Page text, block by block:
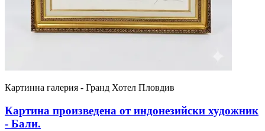
Картинна галерия - Гранд Хотел Пловдив
Картина произведена от индонезийски художник
- Бали.